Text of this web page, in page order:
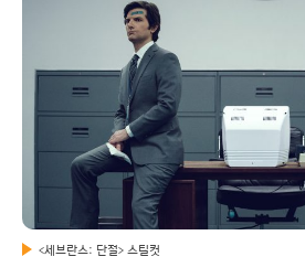
<세브란스: 단절> 스틸컷